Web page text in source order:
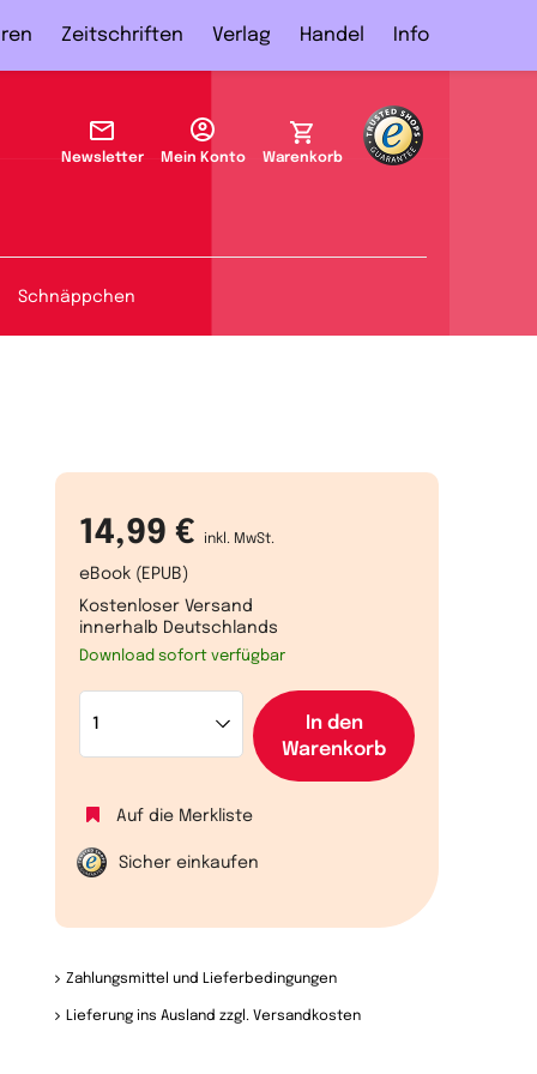
Zeitschriften Verlag Handel Info
Newsletter Mein Konto Warenkorb
Schnäppchen
14,99 € inkl. MwSt.
eBook (EPUB)
Kostenloser Versand
innerhalb Deutschlands
Download sofort verfügbar
In den
Warenkorb
Auf die Merkliste
Sicher einkaufen
Zahlungsmittel und Lieferbedingungen
Lieferung ins Ausland zzgl. Versandkosten